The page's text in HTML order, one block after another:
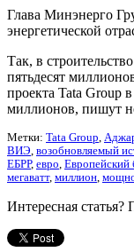
Глава Минэнерго
энергетической
Так, в
пятьдесят
проекта Tata Group
миллионов, пишут
Метки: Tata Group,
ВИЭ, возобновляемый
ЕБРР, евро, Европейский
мегаватт, миллион,
Интересная статья?